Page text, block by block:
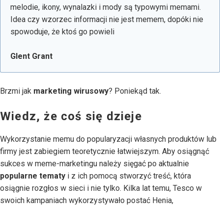
melodie, ikony, wynalazki i mody są typowymi memami.
Idea czy wzorzec informacji nie jest memem, dopóki nie
spowoduje, że ktoś go powieli
Glent Grant
Brzmi jak marketing wirusowy? Poniekąd tak.
Wiedz, że coś się dzieje
Wykorzystanie memu do popularyzacji własnych produktów lub
firmy jest zabiegiem teoretycznie łatwiejszym. Aby osiągnąć
sukces w meme-marketingu należy sięgać po aktualnie
popularne tematy i z ich pomocą stworzyć treść, która
osiągnie rozgłos w sieci i nie tylko. Kilka lat temu, Tesco w
swoich kampaniach wykorzystywało postać Henia,